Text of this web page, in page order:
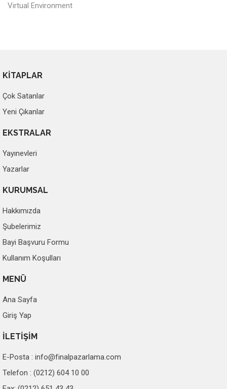
Virtual Environment
KİTAPLAR
Çok Satanlar
Yeni Çıkanlar
EKSTRALAR
Yayınevleri
Yazarlar
KURUMSAL
Hakkımızda
Şubelerimiz
Bayi Başvuru Formu
Kullanım Koşulları
MENÜ
Ana Sayfa
Giriş Yap
İLETİŞİM
E-Posta : info@finalpazarlama.com
Telefon : (0212) 604 10 00